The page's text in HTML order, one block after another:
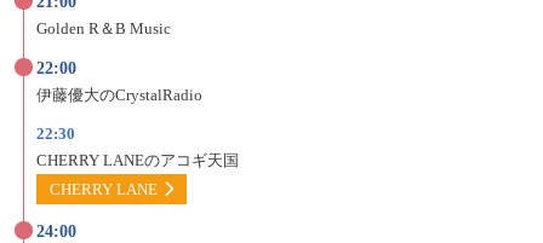
Golden R＆B Music
22:00
伊藤優大のCrystalRadio
22:30
CHERRY LANEのアコギ天国
CHERRY LANE
24:00